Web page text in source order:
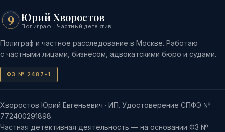
9 Юрий Хворостов
Полиграф · Частный детектив
Полиграф и частное расследование в Москве. Работаю
с частными лицами, бизнесом, адвокатскими бюро и судами.
ФЗ № 2487-1
Хворостов Юрий Евгеньевич · ИП. Удостоверение СПФЭ №
772400291898.
Частная детективная деятельность — на основании ФЗ №